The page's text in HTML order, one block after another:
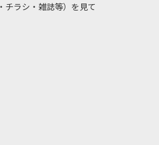
チラシ・雑誌等）を見て